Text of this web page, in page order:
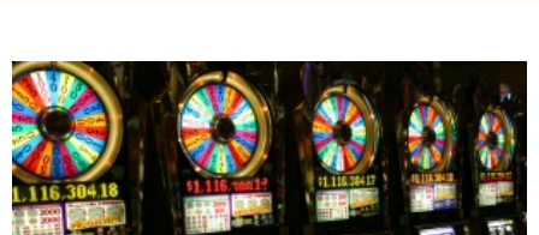
Newsletter
Appelle unterzeichnen
Kontakt
Impressum